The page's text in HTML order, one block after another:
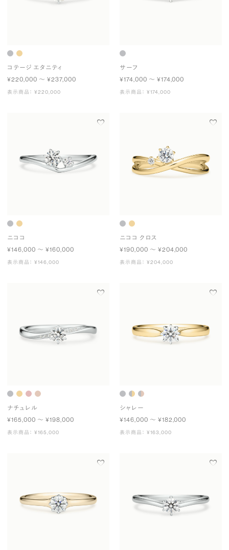
コテージ エタニティ
¥220,000 〜 ¥237,000
表示商品： ¥220,000
サーフ
¥174,000 〜 ¥174,000
表示商品： ¥174,000
ニココ
¥146,000 〜 ¥160,000
表示商品： ¥146,000
ニココ クロス
¥190,000 〜 ¥204,000
表示商品： ¥204,000
ナチュレル
¥165,000 〜 ¥198,000
表示商品： ¥165,000
シャレー
¥146,000 〜 ¥182,000
表示商品： ¥163,000